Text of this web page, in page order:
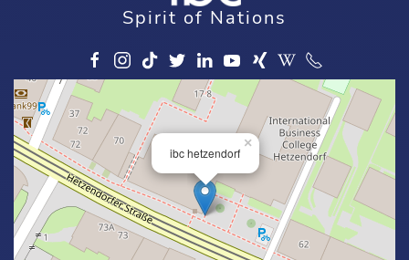
Spirit of Nations
ibc hetzendorf
×